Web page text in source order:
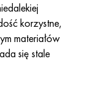
korzystne,
materiałów
się stale